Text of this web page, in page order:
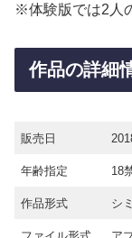
※体験版では2人
作品の詳細
販売日
年齢指定 18
作品形式 シ